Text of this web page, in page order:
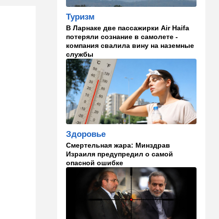
14:18 Мнения
"Это ваше туда-сюда
14:06 Транспорт
Что изменилось в аэропорту
Бен-Гурион после войны:
новые правила,
безопасность и советы
пассажирам
13:58 Здоровье
Какие продукты помогают
что выяснили ученые
13:47 Ближний Восток
Турция все ближе подходит
к опасной черте в
отношениях с Израилем:
провокационное заявление
Туризм
В Ларнаке две пассажирки Air Haifa
потеряли сознание в самолете -
компания свалила вину на наземные
службы
Здоровье
Смертельная жара: Минздрав
Израиля предупредил о самой
опасной ошибке